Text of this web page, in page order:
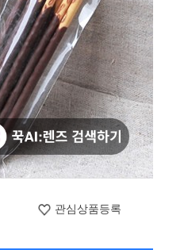
관심상품등록